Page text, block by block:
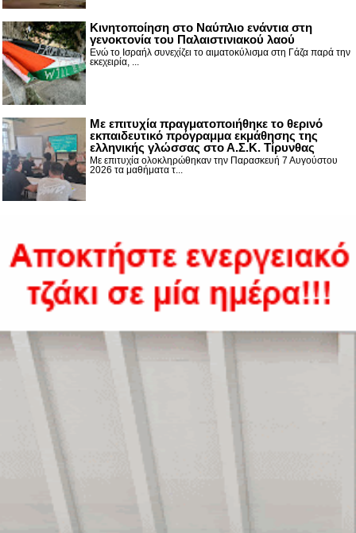
Κινητοποίηση στο Ναύπλιο ενάντια στη
γενοκτονία του Παλαιστινιακού λαού
Ενώ το Ισραήλ συνεχίζει το αιματοκύλισμα στη Γάζα παρά την
εκεχειρία, ...
Με επιτυχία πραγματοποιήθηκε το θερινό
εκπαιδευτικό πρόγραμμα εκμάθησης της
ελληνικής γλώσσας στο Α.Σ.Κ. Τίρυνθας
Με επιτυχία ολοκληρώθηκαν την Παρασκευή 7 Αυγούστου
2026 τα μαθήματα τ...